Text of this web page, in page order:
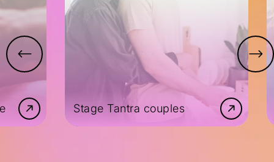
Stage Tantra couples